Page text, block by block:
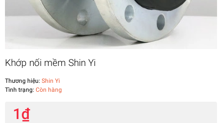
Khớp nối mềm Shin Yi
Thương hiệu: Shin Yi
Tình trạng: Còn hàng
1₫